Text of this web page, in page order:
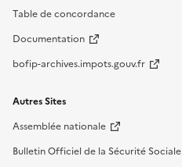
Table de concordance
Documentation
bofip-archives.impots.gouv.fr
Autres Sites
Assemblée nationale
Bulletin Officiel de la Sécurité Sociale